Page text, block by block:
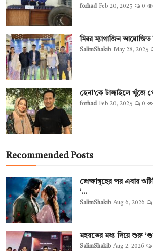
forhad Feb 20, 2025 0
মিরর ম্যাগাজিন
SalimShakib May 28, 2025
হেনা’কে টাঙ্গাইলে খুঁজে
forhad Feb 20, 2025 0
Recommended Posts
প্রেক্ষাগৃহের পর এবার
‘...
SalimShakib Aug 6, 2026
মহরতের মধ্য দিয়ে শুরু
SalimShakib Aug 2, 2026